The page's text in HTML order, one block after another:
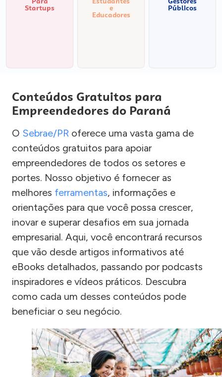
Startups e
Educadores
Públicos
Conteúdos Gratuitos para
Empreendedores do Paraná
O Sebrae/PR oferece uma vasta gama de
conteúdos gratuitos para apoiar
empreendedores de todos os setores e
portes. Nosso objetivo é fornecer as
melhores ferramentas, informações e
orientações para que você possa crescer,
inovar e superar desafios em sua jornada
empresarial. Aqui, você encontrará recursos
que vão desde artigos informativos até
eBooks detalhados, passando por podcasts
inspiradores e vídeos práticos. Descubra
como cada um desses conteúdos pode
beneficiar o seu negócio.